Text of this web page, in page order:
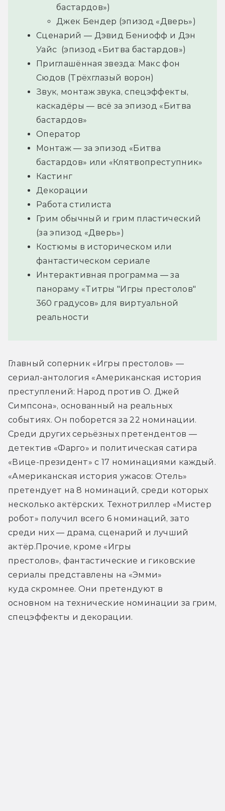
бастардов»)
Джек Бендер (эпизод «Дверь»)
Сценарий — Дэвид Бениофф и Дэн
Уайс (эпизод «Битва бастардов»)
Приглашённая звезда: Макс фон
Сюдов (Трёхглазый ворон)
Звук, монтаж звука, спецэффекты,
каскадёры — всё за эпизод «Битва
бастардов»
Оператор
Монтаж — за эпизод «Битва
бастардов» или «Клятвопреступник»
Кастинг
Декорации
Работа стилиста
Грим обычный и грим пластический
(за эпизод «Дверь»)
Костюмы в историческом или
фантастическом сериале
Интерактивная программа — за
панораму «Титры "Игры престолов"
360 градусов» для виртуальной
реальности
Главный соперник «Игры престолов» —
сериал-антология «Американская история
преступлений: Народ против О. Джей
Симпсона», основанный на реальных
событиях. Он поборется за 22 номинации.
Среди других серьёзных претендентов —
детектив «Фарго» и политическая сатира
«Вице-президент» с 17 номинациями каждый.
«Американская история ужасов: Отель»
претендует на 8 номинаций, среди которых
несколько актёрских. Технотриллер «Мистер
робот» получил всего 6 номинаций, зато
среди них — драма, сценарий и лучший
актёр.Прочие, кроме «Игры
престолов», фантастические и гиковские
сериалы представлены на «Эмми»
куда скромнее. Они претендуют в
основном на технические номинации за грим,
спецэффекты и декорации.